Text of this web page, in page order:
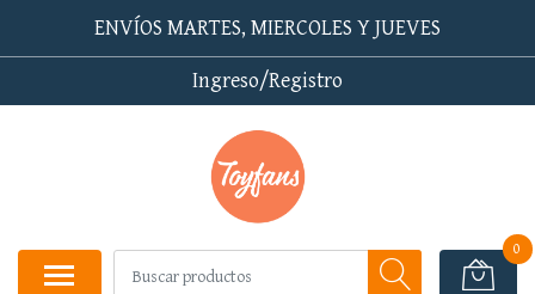
ENVÍOS MARTES, MIERCOLES Y JUEVES
Ingreso/Registro
0